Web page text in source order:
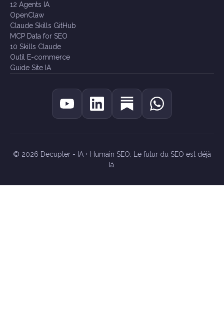
12 Agents IA
OpenClaw
Claude Skills GitHub
MCP Data for SEO
10 Skills Claude
Outil E-commerce
Guide Site IA
© 2026 Decupler - IA + Humain SEO. Le futur du SEO est déjà
là.